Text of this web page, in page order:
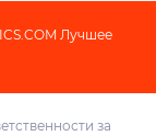
Лучшее
за